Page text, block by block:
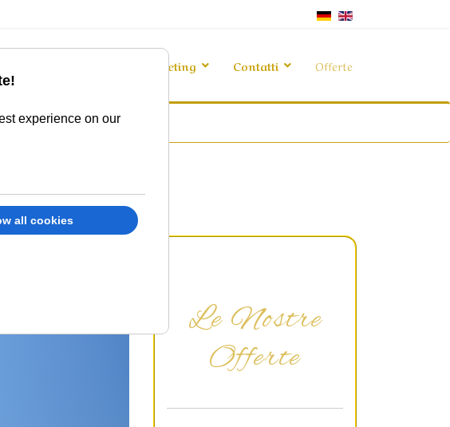
experience on our
all cookies
Meeting Contatti Offerte
Le Nostre
Offerte